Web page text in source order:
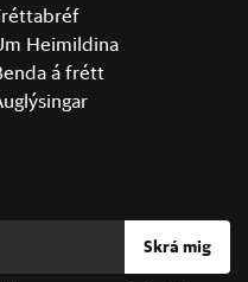
Heimildina
á frétt
Skrá mig